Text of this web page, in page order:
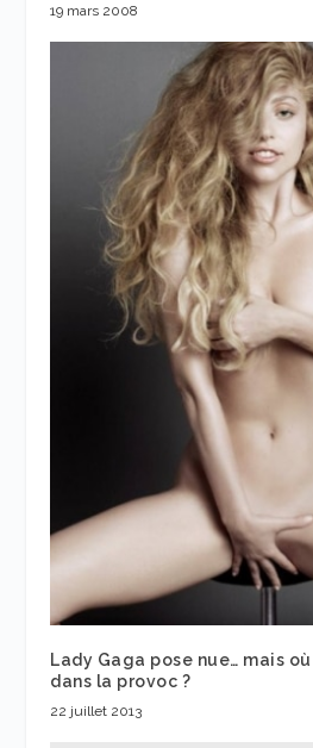
19 mars 2008
Lady Gaga pose nue… mais
dans la provoc ?
22 juillet 2013